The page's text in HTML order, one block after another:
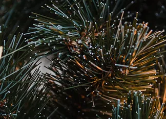
4,8 (basierend auf +15.000
Unsere Geschenke begeistern. Kunden
+49 39292 929695
Montag - Freitag : 8:30 - 17:00 Uhr
Samstag - Sonntag : 8:30 - 13:00 Uhr